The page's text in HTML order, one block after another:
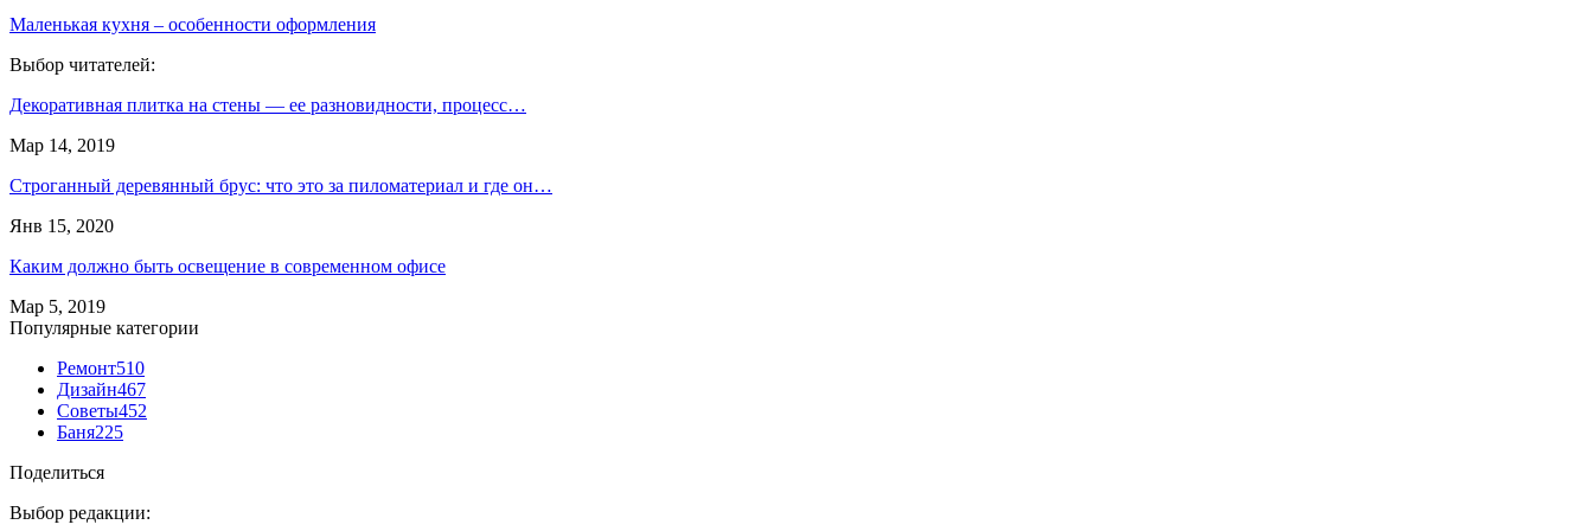
Маленькая кухня – особенности оформления
Выбор читателей:
Декоративная плитка на стены — ее разновидности, процесс…
Мар 14, 2019
Строганный деревянный брус: что это за пиломатериал и где он…
Янв 15, 2020
Каким должно быть освещение в современном офисе
Мар 5, 2019
Популярные категории
Ремонт510
Дизайн467
Советы452
Баня225
Поделиться
Выбор редакции: